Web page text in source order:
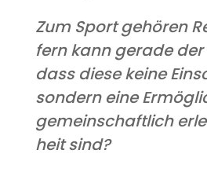
Zum Sport gehö­ren
fern kann gera­de der
dass die­se kei­ne
son­dern eine
gemein­schaft­lich
heit sind?